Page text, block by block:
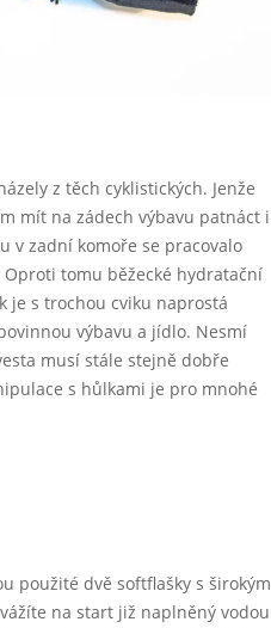
z těch cyklistických. Jenže
mít na zádech výbavu patnáct i
v zadní komoře se pracovalo
tomu běžecké hydratační
je s trochou cviku naprostá
výbavu a jídlo. Nesmí
musí stále stejně dobře
s hůlkami je pro mnohé
použité dvě softflašky s širokým
na start již naplněný vodou